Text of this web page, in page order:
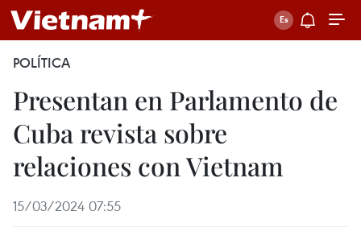
POLÍTICA
Presentan en Parlamento de
Cuba revista sobre
relaciones con Vietnam
15/03/2024 07:55